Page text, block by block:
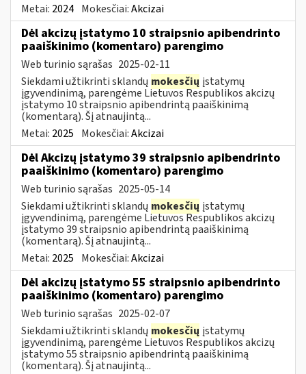
Metai: 2024 Mokesčiai:Akcizai
Dėl akcizų įstatymo 10 straipsnio apibendrinto
paaiškinimo (komentaro) parengimo
Web turinio sąrašas 2025-02-11
Siekdami užtikrinti sklandų mokesčių įstatymų
įgyvendinimą, parengėme Lietuvos Respublikos akcizų
įstatymo 10 straipsnio apibendrintą paaiškinimą
(komentarą). Šį atnaujintą...
Metai: 2025 Mokesčiai:Akcizai
Dėl Akcizų įstatymo 39 straipsnio apibendrinto
paaiškinimo (komentaro) parengimo
Web turinio sąrašas 2025-05-14
Siekdami užtikrinti sklandų mokesčių įstatymų
įgyvendinimą, parengėme Lietuvos Respublikos akcizų
įstatymo 39 straipsnio apibendrintą paaiškinimą
(komentarą). Šį atnaujintą...
Metai: 2025 Mokesčiai:Akcizai
Dėl akcizų įstatymo 55 straipsnio apibendrinto
paaiškinimo (komentaro) parengimo
Web turinio sąrašas 2025-02-07
Siekdami užtikrinti sklandų mokesčių įstatymų
įgyvendinimą, parengėme Lietuvos Respublikos akcizų
įstatymo 55 straipsnio apibendrintą paaiškinimą
(komentarą). Šį atnaujintą...